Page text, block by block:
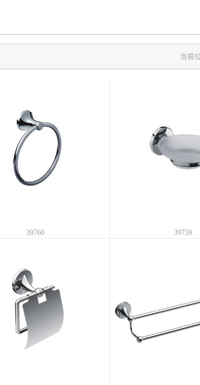
当前
39760 39759